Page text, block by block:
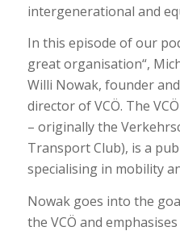
intergenerational and
In this episode of our
great organisation“,
Willi Nowak, founder
director of VCÖ. The
– originally the
Transport Club), is a
specialising in mobility
Nowak goes into the
the VCÖ and